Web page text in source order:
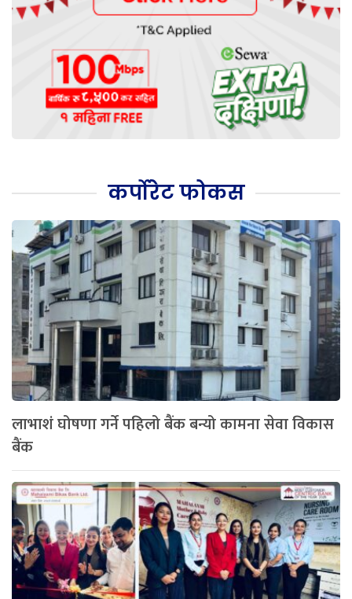
कर्पोरेट फोकस
लाभाशं घोषणा गर्ने पहिलो बैंक बन्यो कामना सेवा विकास
बैंक